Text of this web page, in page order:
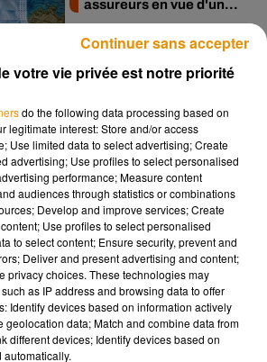
assureurs en vue d'un...
5e vague Covid : ni
confinement, ni couvre-
feu mais de nouvelles...
votre vie privée est notre priorité
do the following data processing based on
legitimate interest: Store and/or access
Use limited data to select advertising; Create
advertising; Use profiles to select personalised
performance; Measure content
audiences through statistics or combinations
Develop and improve services; Create
Use profiles to select personalised
to select content; Ensure security, prevent and
Deliver and present advertising and content;
privacy choices. These technologies may
as IP address and browsing data to offer
Identify devices based on information actively
geolocation data; Match and combine data from
different devices; Identify devices based on
Continuer sans accepter